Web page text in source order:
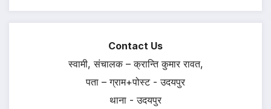
Contact Us
स्वामी, संचालक – क्रान्ति कुमार रावत,
पता – ग्राम+पोस्ट - उदयपुर
थाना - उदयपुर